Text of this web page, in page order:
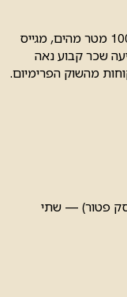
ספא יוקרתי עם שני סניפים, במרחק של כ־100 מטר מהים, מגייס
שכר קבוע נאה
מהשוק הפרימיום.
פטור) — שתי